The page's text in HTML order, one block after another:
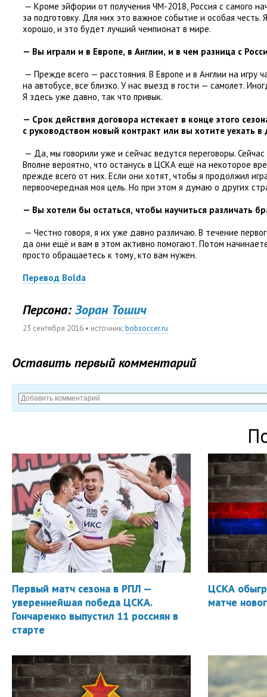
— Кроме эйфории от получения ЧМ-2018, Россия с самого
за подготовку. Для них это важное событие и особая честь.
хорошо, и это будет лучший чемпионат в мире.
— Вы играли и в Европе, в Англии, и в чем разница с
— Прежде всего — расстояния. В Европе и в Англии на игру
на автобусе, все близко. У нас выезд в гости — самолет.
Я здесь уже давно, так что привык.
— Срок действия договора истекает в конце этого
с руководством новый контракт или вы хотите уехать в
— Да, мы говорили уже и сейчас ведутся переговоры.
Вполне вероятно, что останусь в ЦСКА ещё на некоторое
прежде всего от них. Если они хотят, чтобы я продолжил
первоочередная моя цель. Но при этом я думаю о других
— Вы хотели бы остаться, чтобы научиться различать
— Честно говоря, я их уже давно различаю. В течение
да они ещё и вам в этом активно помогают. Потом
просто обращаетесь к тому, кто вам нужен.
Перевод Bolda
Персона: Зоран Тошич
23 сентября 2016 • источник:bobsoccer.ru
Оставить первый комментарий
Первый матч сезона в РПЛ —
увереннейшая победа ЦСКА.
Гончаренко выпустил 11 россиян в
старте
ЦСКА
матче